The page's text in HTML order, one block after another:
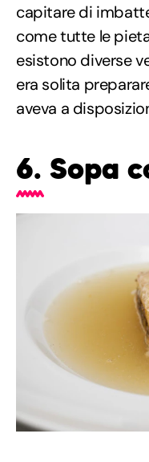
capitare di
come tutte le
esistono diverse
era solita
aveva a
6. Sopa